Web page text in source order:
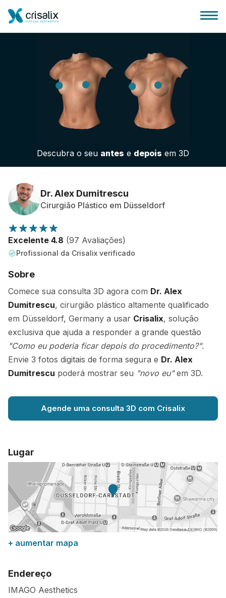
Página inicial para cirurgiões
Plataforma 3D de business
Planos
Avaliações dos pacientes
Descubra o seu antes e depois em 3D
Dr. Alex Dumitrescu
Cirurgião Plástico em Düsseldorf
Excelente 4.8 (97 Avaliações)
Profissional da Crisalix verificado
Sobre
Comece sua consulta 3D agora com Dr. Alex
Dumitrescu, cirurgião plástico altamente qualificado
em Düsseldorf, Germany a usar Crisalix, solução
exclusiva que ajuda a responder a grande questão
"Como eu poderia ficar depois do procedimento?".
Envie 3 fotos digitais de forma segura e Dr. Alex
Dumitrescu poderá mostrar seu "novo eu"em 3D.
Agende uma consulta 3D com Crisalix
Lugar
+ aumentar mapa
Endereço
IMAGO Aesthetics